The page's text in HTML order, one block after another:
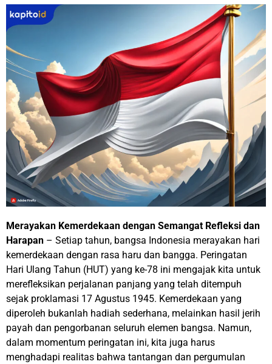
Merayakan Kemerdekaan dengan Semangat Refleksi dan
Harapan – Setiap tahun, bangsa Indonesia merayakan hari
kemerdekaan dengan rasa haru dan bangga. Peringatan
Hari Ulang Tahun (HUT) yang ke-78 ini mengajak kita untuk
merefleksikan perjalanan panjang yang telah ditempuh
sejak proklamasi 17 Agustus 1945. Kemerdekaan yang
diperoleh bukanlah hadiah sederhana, melainkan hasil jerih
payah dan pengorbanan seluruh elemen bangsa. Namun,
dalam momentum peringatan ini, kita juga harus
menghadapi realitas bahwa tantangan dan pergumulan